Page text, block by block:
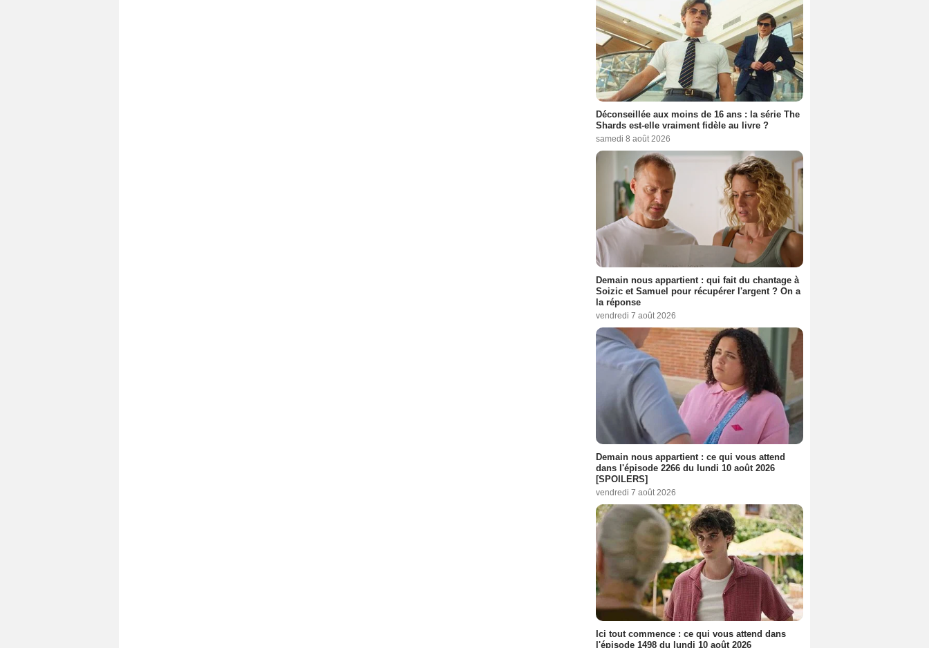
Déconseillée aux moins de 16 ans : la série The
Shards est-elle vraiment fidèle au livre ?
samedi 8 août 2026
Demain nous appartient : qui fait du chantage à
Soizic et Samuel pour récupérer l'argent ? On a
la réponse
vendredi 7 août 2026
Demain nous appartient : ce qui vous attend
dans l'épisode 2266 du lundi 10 août 2026
[SPOILERS]
vendredi 7 août 2026
Ici tout commence : ce qui vous attend dans
l'épisode 1498 du lundi 10 août 2026